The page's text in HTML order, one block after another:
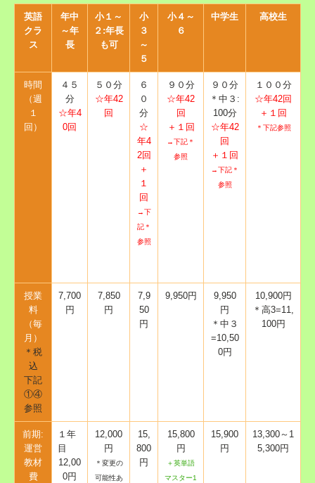
スピーチコンテスト
2025年度 スピーチコンテスト教室大会 感想
2026 みんなのこえ
英語
クラ
ス
年中
～年
長
小１～
２:年長
も可
小
３
～
５
小４～
６
中学生 高校生
時間
（週
１
回）
４５
分
☆年4
0回
５０分
☆年42
回
６
０
分
☆
年4
2回
＋
１
回
→下
記＊
参照
９０分
☆年42
回
＋１回
→下記＊
参照
９０分
＊中３:
100分
☆年42
回
＋１回
→下記＊
参照
１００分
☆年42回
＋１回
＊下記参照
授業
料
（毎
月）
＊税
込
下記
①④
参照
7,700
円
7,850
円
7,9
50
円
9,950円
9,950
円
＊中３
=10,50
0円
10,900円
＊高3=11,
100円
前期:
運営
教材
費
１年
目
12,00
0円
12,000
円
＊変更の
可能性あ
15,
800
円
15,800
円
＋英単語
マスター1
15,900
円
13,300～1
5,300円